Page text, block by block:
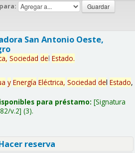
San Antonio Oeste,
Sociedad del Estado.
y Energía Eléctrica, Sociedad del Estado,
para préstamo: Signatura
v.2 (3).
reserva